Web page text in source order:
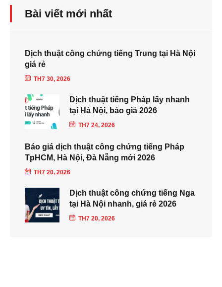
Bài viết mới nhất
Dịch thuật công chứng tiếng Trung tại Hà Nội
giá rẻ
TH7 30, 2026
Dịch thuật tiếng Pháp lấy nhanh
tại Hà Nội, báo giá 2026
TH7 24, 2026
Báo giá dịch thuật công chứng tiếng Pháp
TpHCM, Hà Nội, Đà Nẵng mới 2026
TH7 20, 2026
Dịch thuật công chứng tiếng Nga
tại Hà Nội nhanh, giá rẻ 2026
TH7 20, 2026